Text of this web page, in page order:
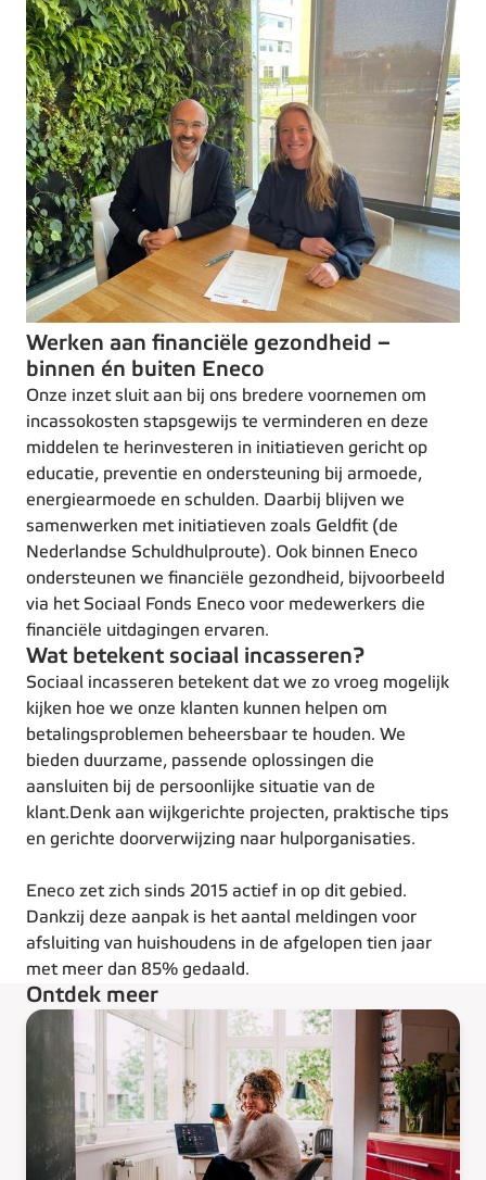
Werken aan financiële gezondheid –
binnen én buiten Eneco
Onze inzet sluit aan bij ons bredere voornemen om
incassokosten stapsgewijs te verminderen en deze
middelen te herinvesteren in initiatieven gericht op
educatie, preventie en ondersteuning bij armoede,
energiearmoede en schulden. Daarbij blijven we
samenwerken met initiatieven zoals Geldfit (de
Nederlandse Schuldhulproute). Ook binnen Eneco
ondersteunen we financiële gezondheid, bijvoorbeeld
via het Sociaal Fonds Eneco voor medewerkers die
financiële uitdagingen ervaren.
Wat betekent sociaal incasseren?
Sociaal incasseren betekent dat we zo vroeg mogelijk
kijken hoe we onze klanten kunnen helpen om
betalingsproblemen beheersbaar te houden. We
bieden duurzame, passende oplossingen die
aansluiten bij de persoonlijke situatie van de
klant.Denk aan wijkgerichte projecten, praktische tips
en gerichte doorverwijzing naar hulporganisaties.
Eneco zet zich sinds 2015 actief in op dit gebied.
Dankzij deze aanpak is het aantal meldingen voor
afsluiting van huishoudens in de afgelopen tien jaar
met meer dan 85% gedaald.
Ontdek meer